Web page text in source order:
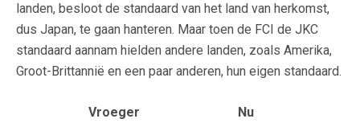
landen, besloot de standaard van het land van herkomst,
dus Japan, te gaan hanteren. Maar toen de FCI de JKC
standaard aannam hielden andere landen, zoals Amerika,
Groot-Brittannië en een paar anderen, hun eigen standaard.
Vroeger Nu